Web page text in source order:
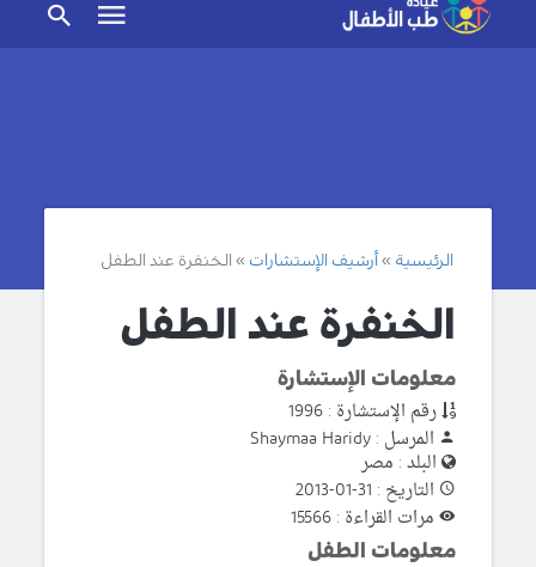
الرئيسية أرشيف الإستشارات الخنفرة عند الطفل
الخنفرة عند الطفل
معلومات الإستشارة
رقم الإستشارة : 1996
المرسل : Shaymaa Haridy
البلد : مصر
التاريخ : 31-01-2013
مرات القراءة : 15566
معلومات الطفل